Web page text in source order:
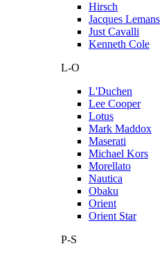
Hirsch
Jacques Lemans
Just Cavalli
Kenneth Cole
L-O
L'Duchen
Lee Cooper
Lotus
Mark Maddox
Maserati
Michael Kors
Morellato
Nautica
Obaku
Orient
Orient Star
P-S